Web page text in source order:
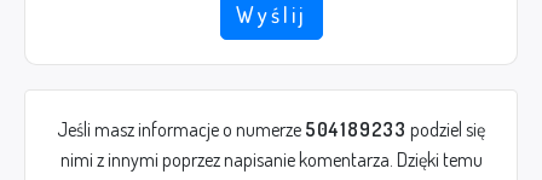
Wyślij
Jeśli masz informacje o numerze 504189233 podziel się
nimi z innymi poprzez napisanie komentarza. Dzięki temu